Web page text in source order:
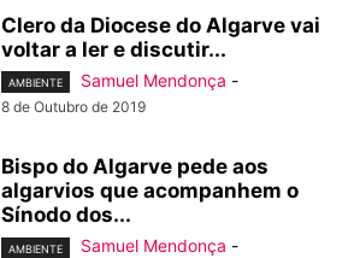
Clero da Diocese do Algarve vai
voltar a ler e discutir...
AMBIENTE Samuel Mendonça -
8 de Outubro de 2019
Bispo do Algarve pede aos
algarvios que acompanhem o
Sínodo dos...
AMBIENTE Samuel Mendonça -